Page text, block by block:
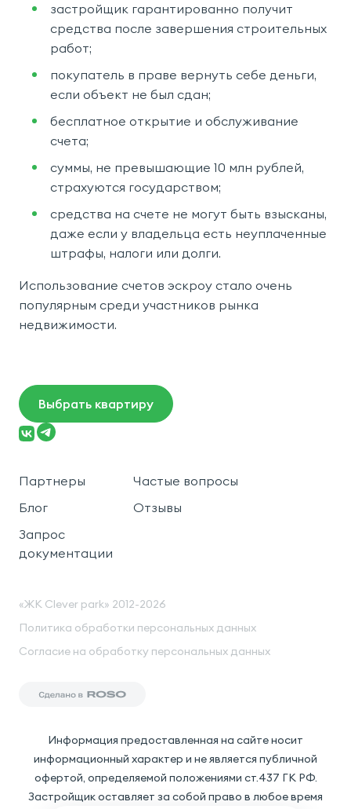
застройщик гарантированно получит
средства после завершения строительных
работ;
покупатель в праве вернуть себе деньги,
если объект не был сдан;
бесплатное открытие и обслуживание
счета;
суммы, не превышающие 10 млн рублей,
страхуются государством;
средства на счете не могут быть взысканы,
даже если у владельца есть неуплаченные
штрафы, налоги или долги.
Использование счетов эскроу стало очень
популярным среди участников рынка
недвижимости.
Выбрать квартиру
Партнеры
Частые вопросы
Блог
Отзывы
Запрос
документации
«ЖК Clever park» 2012-2026
Политика обработки персональных данных
Согласие на обработку персональных данных
Информация предоставленная на сайте носит
информационный характер и не является публичной
офертой, определяемой положениями ст.437 ГК РФ.
Застройщик оставляет за собой право в любое время